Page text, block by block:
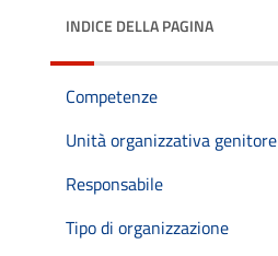
INDICE DELLA PAGINA
Competenze
Unità organizzativa genitore
Responsabile
Tipo di organizzazione